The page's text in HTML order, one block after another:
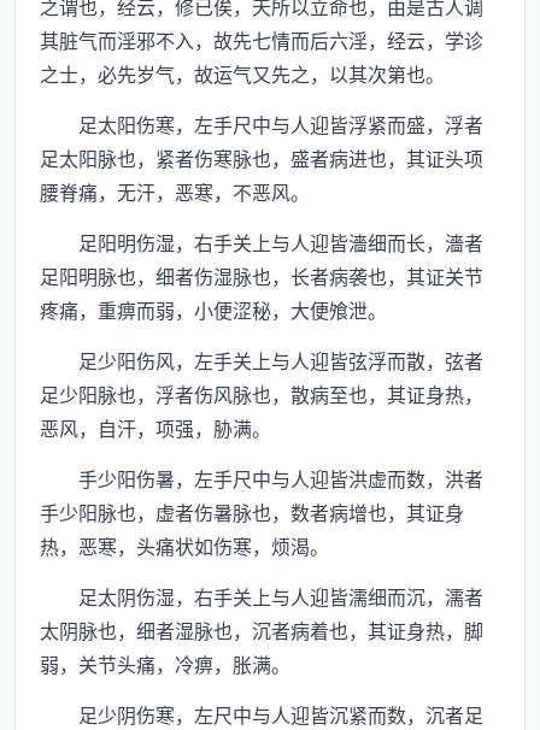
之谓也，经云，修已俟，天所以立命也，由是古人调
其脏气而淫邪不入，故先七情而后六淫，经云，学诊
之士，必先岁气，故运气又先之，以其次第也。
足太阳伤寒，左手尺中与人迎皆浮紧而盛，浮者
足太阳脉也，紧者伤寒脉也，盛者病进也，其证头项
腰脊痛，无汗，恶寒，不恶风。
足阳明伤湿，右手关上与人迎皆濇细而长，濇者
足阳明脉也，细者伤湿脉也，长者病袭也，其证关节
疼痛，重痹而弱，小便涩秘，大便飧泄。
足少阳伤风，左手关上与人迎皆弦浮而散，弦者
足少阳脉也，浮者伤风脉也，散病至也，其证身热，
恶风，自汗，项强，胁满。
手少阳伤暑，左手尺中与人迎皆洪虚而数，洪者
手少阳脉也，虚者伤暑脉也，数者病增也，其证身
热，恶寒，头痛状如伤寒，烦渴。
足太阴伤湿，右手关上与人迎皆濡细而沉，濡者
太阴脉也，细者湿脉也，沉者病着也，其证身热，脚
弱，关节头痛，冷痹，胀满。
足少阴伤寒，左尺中与人迎皆沉紧而数，沉者足